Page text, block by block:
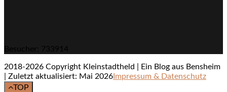
Besucher: 733914
2018-2026 Copyright Kleinstadtheld | Ein Blog aus Bensheim
| Zuletzt aktualisiert: Mai 2026 Impressum & Datenschutz
TOP